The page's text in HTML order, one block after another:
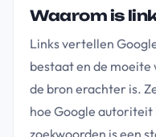
Waarom is
Links vertellen
bestaat en de moeite
de bron erachter is.
hoe Google